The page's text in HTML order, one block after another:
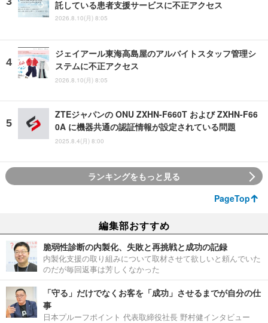
託している患者支援サービスに不正アクセス
2026.8.10(月) 8:05
ジェイアール東海高島屋のアルバイトスタッフ管理シ
ステムに不正アクセス
2026.8.10(月) 8:05
ZTEジャパンの ONU ZXHN-F660T および ZXHN-F66
0A に機器共通の認証情報が設定されている問題
2025.8.4(月) 8:00
ランキングをもっと見る
PageTop
編集部おすすめ
脆弱性診断の内製化、失敗と再挑戦と成功の記録
内製化支援の取り組みについて取材させて欲しいと頼んでいた
のだが毎回返事は芳しくなかった
「守る」だけでなくお客を「成功」させるまでが自分の仕
事
日本プルーフポイント 代表取締役社長 野村健インタビュー